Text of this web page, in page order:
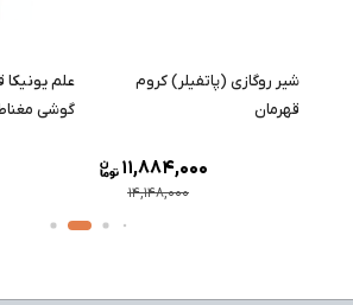
شیر روگازی (پاتفیلر) کروم
قهرمان
14,148,000
11,884,000
علم یونیکا
گوشی مغناطیسی